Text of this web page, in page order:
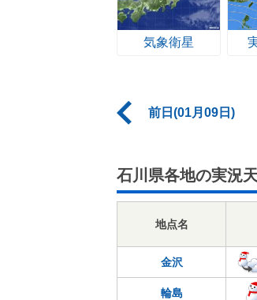
気象衛星
前日(01月09日)
石川県各地の実況
地点名
金沢
輪島